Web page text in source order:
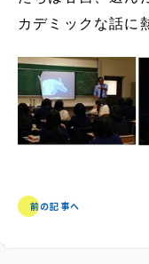
カデミックな話に
前の記事へ